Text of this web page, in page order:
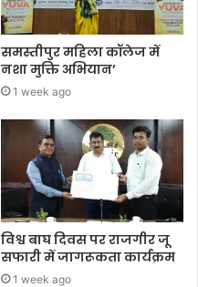
समस्तीपुर महिला कॉलेज में
नशा मुक्ति अभियान’
1 week ago
विश्व बाघ दिवस पर राजगीर जू
सफारी में जागरूकता कार्यक्रम
1 week ago